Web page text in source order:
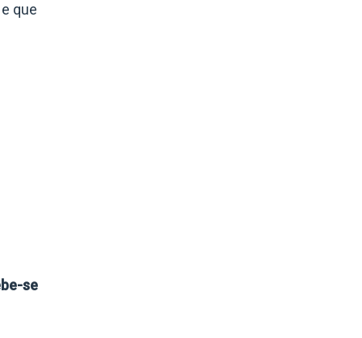
que
se